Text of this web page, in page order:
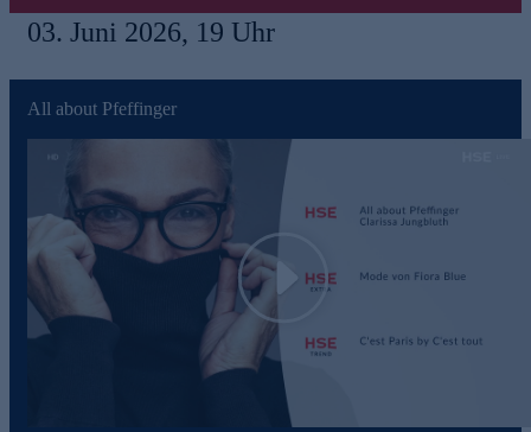
03. Juni 2026, 19 Uhr
All about Pfeffinger
Play